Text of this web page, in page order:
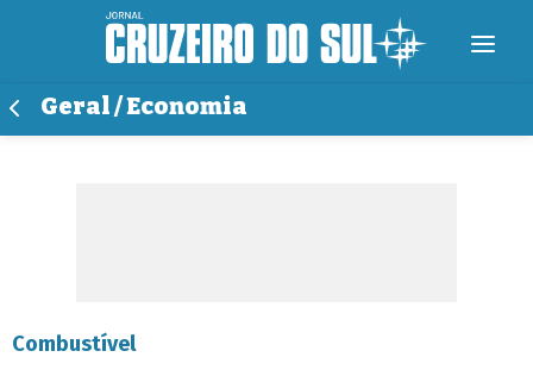
Geral / Economia
Combustível